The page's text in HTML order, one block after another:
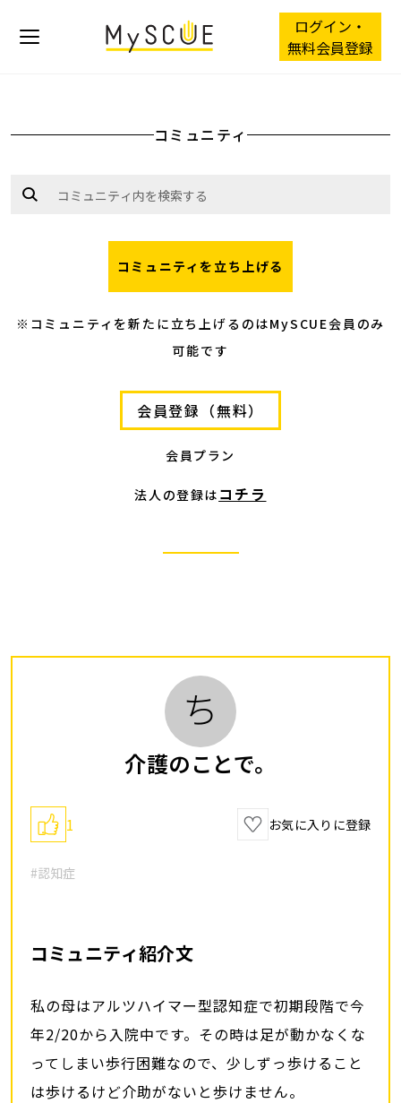
ログイン・
無料会員登録
コミュニティ
コミュニティを立ち上げる
※コミュニティを新たに立ち上げるのはMySCUE会員のみ
可能です
会員登録（無料）
会員プラン
法人の登録は コチラ
ち
介護のことで。
1 お気に入りに登録
#認知症
コミュニティ紹介文
私の母はアルツハイマー型認知症で初期段階で今
年2/20から入院中です。その時は足が動かなくな
ってしまい歩行困難なので、少しずっ歩けること
は歩けるけど介助がないと歩けません。